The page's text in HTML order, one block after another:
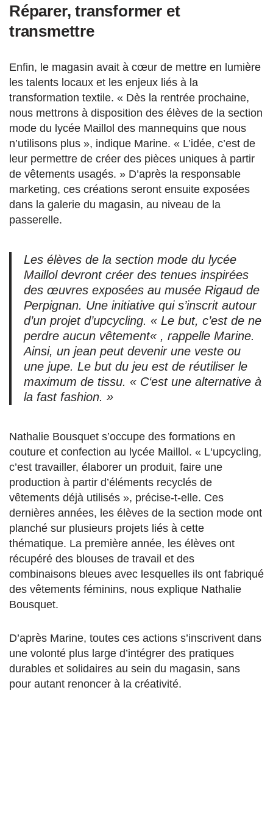
Réparer, transformer et
transmettre
Enfin, le magasin avait à cœur de mettre en lumière
les talents locaux et les enjeux liés à la
transformation textile. « Dès la rentrée prochaine,
nous mettrons à disposition des élèves de la section
mode du lycée Maillol des mannequins que nous
n’utilisons plus », indique Marine. « L’idée, c’est de
leur permettre de créer des pièces uniques à partir
de vêtements usagés. » D’après la responsable
marketing, ces créations seront ensuite exposées
dans la galerie du magasin, au niveau de la
passerelle.
Les élèves de la section mode du lycée
Maillol devront créer des tenues inspirées
des œuvres exposées au musée Rigaud de
Perpignan. Une initiative qui s’inscrit autour
d’un projet d’upcycling. « Le but, c’est de ne
perdre aucun vêtement« , rappelle Marine.
Ainsi, un jean peut devenir une veste ou
une jupe. Le but du jeu est de réutiliser le
maximum de tissu. « C‘est une alternative à
la fast fashion. »
Nathalie Bousquet s’occupe des formations en
couture et confection au lycée Maillol. « L‘upcycling,
c’est travailler, élaborer un produit, faire une
production à partir d’éléments recyclés de
vêtements déjà utilisés », précise-t-elle. Ces
dernières années, les élèves de la section mode ont
planché sur plusieurs projets liés à cette
thématique. La première année, les élèves ont
récupéré des blouses de travail et des
combinaisons bleues avec lesquelles ils ont fabriqué
des vêtements féminins, nous explique Nathalie
Bousquet.
D’après Marine, toutes ces actions s’inscrivent dans
une volonté plus large d’intégrer des pratiques
durables et solidaires au sein du magasin, sans
pour autant renoncer à la créativité.